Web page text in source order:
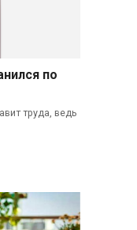
по
труда, ведь